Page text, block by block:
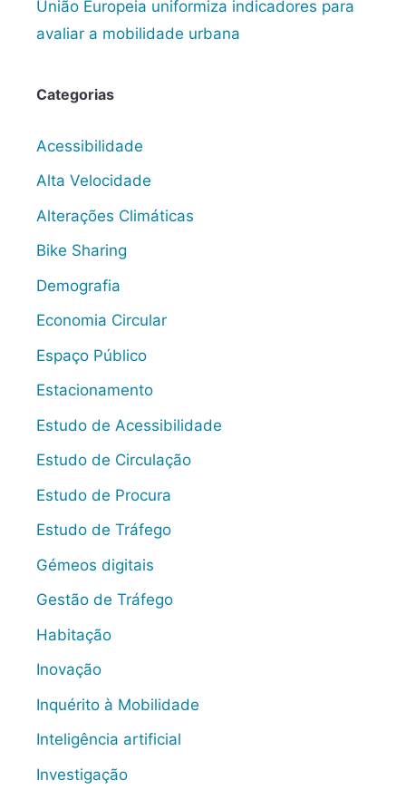
União Europeia uniformiza indicadores para
avaliar a mobilidade urbana
Categorias
Acessibilidade
Alta Velocidade
Alterações Climáticas
Bike Sharing
Demografia
Economia Circular
Espaço Público
Estacionamento
Estudo de Acessibilidade
Estudo de Circulação
Estudo de Procura
Estudo de Tráfego
Gémeos digitais
Gestão de Tráfego
Habitação
Inovação
Inquérito à Mobilidade
Inteligência artificial
Investigação